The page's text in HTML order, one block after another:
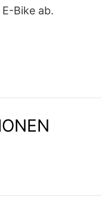
Bike ab.